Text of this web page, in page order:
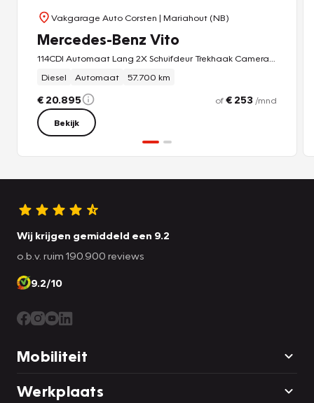
Vakgarage Auto Corsten | Mariahout (NB)
Mercedes-Benz Vito
Diesel
Automaat 57.700 km
€ 20.895 of€ 253 /mnd
Bekijk
Wij krijgen gemiddeld een 9.2
o.b.v. ruim 190.900 reviews
9.2/10
Mobiliteit
Werkplaats